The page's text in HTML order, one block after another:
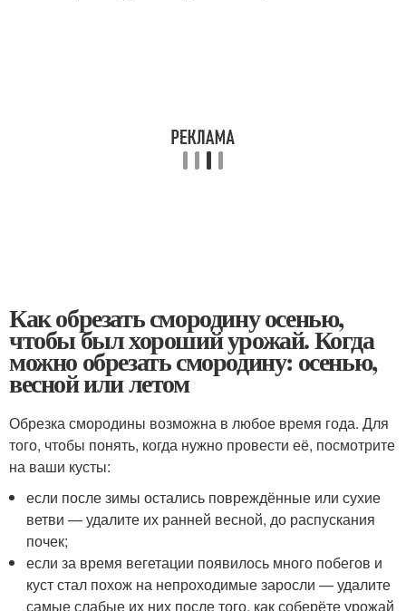
Как обрезать смородину осенью,
чтобы был хороший урожай. Когда
можно обрезать смородину: осенью,
весной или летом
Обрезка смородины возможна в любое время года. Для
того, чтобы понять, когда нужно провести её, посмотрите
на ваши кусты:
если после зимы остались повреждённые или сухие
ветви — удалите их ранней весной, до распускания
почек;
если за время вегетации появилось много побегов и
куст стал похож на непроходимые заросли — удалите
самые слабые их них после того, как соберёте урожай